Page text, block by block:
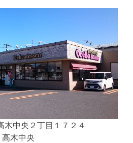
中央２丁目１７２４
木中央